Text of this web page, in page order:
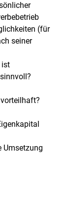
(für
seiner
ist
Umsetzung